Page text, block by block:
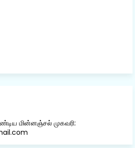
மின்னஞ்சல் முகவரி: